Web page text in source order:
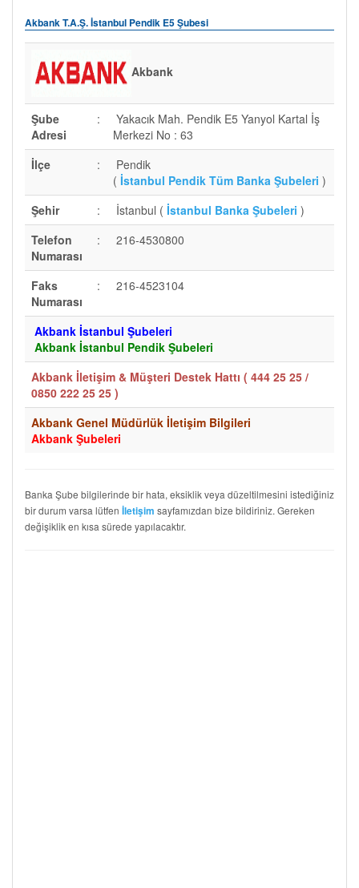
Akbank T.A.Ş. İstanbul Pendik E5 Şubesi
Akbank
Şube
Adresi
:
Yakacık Mah. Pendik E5 Yanyol Kartal İş
Merkezi No : 63
İlçe
:
Pendik
( İstanbul Pendik Tüm Banka Şubeleri )
Şehir
: İstanbul ( İstanbul Banka Şubeleri )
Telefon
Numarası
: 216-4530800
Faks
Numarası
: 216-4523104
Akbank İstanbul Şubeleri
Akbank İstanbul Pendik Şubeleri
Akbank İletişim & Müşteri Destek Hattı ( 444 25 25 /
0850 222 25 25 )
Akbank Genel Müdürlük İletişim Bilgileri
Akbank Şubeleri
Banka Şube bilgilerinde bir hata, eksiklik veya düzeltilmesini istediğiniz
bir durum varsa lütfen İletişim sayfamızdan bize bildiriniz. Gereken
değişiklik en kısa sürede yapılacaktır.